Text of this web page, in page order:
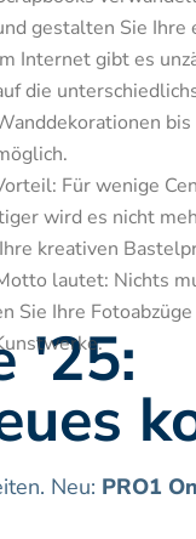
gestalten Sie Ihre
Internet gibt es
die
Für wenige
wird es nicht
kreativen
lautet: Nichts
Sie Ihre
'25:
Neu: PRO1